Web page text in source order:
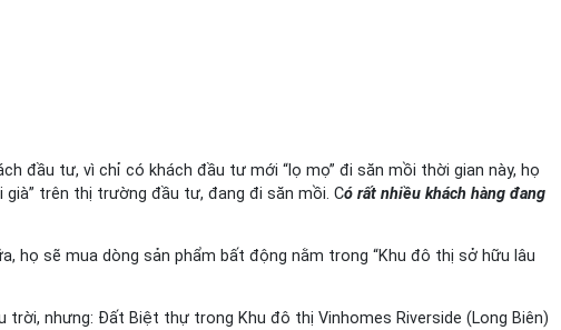
đầu tư, vì chỉ có khách đầu tư mới “lọ mọ” đi săn mồi thời gian này, họ
trên thị trường đầu tư, đang đi săn mồi. Có rất nhiều khách hàng đang
họ sẽ mua dòng sản phẩm bất động nằm trong “Khu đô thị sở hữu lâu
trời, nhưng: Đất Biệt thự trong Khu đô thị Vinhomes Riverside (Long Biên)